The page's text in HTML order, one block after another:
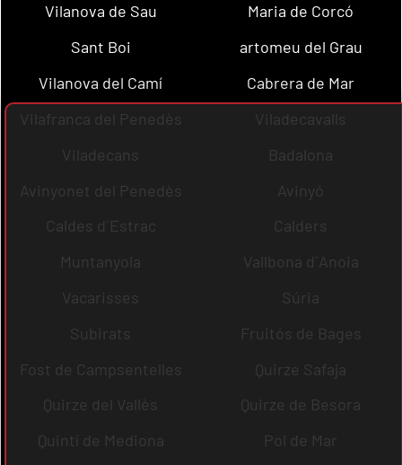
Vilanova de Sau
Maria de Corcó
Sant Boi
artomeu del Grau
Vilanova del Camí
Cabrera de Mar
Vilafranca del Penedès
Viladecavalls
Viladecans
Badalona
Avinyonet del Penedès
Avinyó
Caldes d´Estrac
Calders
Muntanyola
Vallbona d´Anoia
Vacarisses
Súria
Subirats
Fruitós de Bages
Fost de Campsentelles
Quirze Safaja
Quirze del Vallès
Quirze de Besora
Quintí de Mediona
Pol de Mar